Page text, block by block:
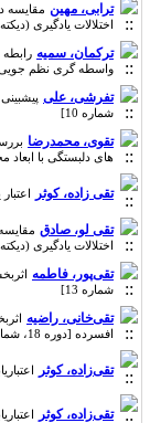
ترابی، مهین مقایسه
اختلالات یادگیری (دیکته و
ترکمان، سمیه رابطه ی
واسطه گری نظم جویی شناختی
تفرشی، علی
شماره 10]
تقوی، محمدرضا بررسی
های دلبستگی با ابعاد مختلف
تقی زاده، کوثر اعتبار
تقی لو، صادق مقایسه
اختلالات یادگیری (دیکته و
تقی‌پور، فاطمه
شماره 13]
تقی‌خانی، راضیه
افسرده [دوره 18، شماره 22]
تقی‌زاده، کوثر
تقی‌زاده، کوثر